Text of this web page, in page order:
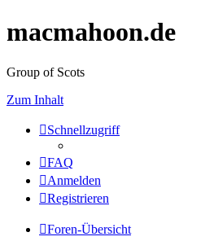
macmahoon.de
Group of Scots
Zum Inhalt
Schnellzugriff
FAQ
Anmelden
Registrieren
Foren-Übersicht